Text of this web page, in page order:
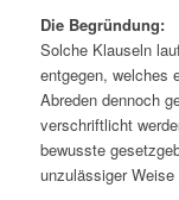
Die Begründung:
Solche Klauseln
entgegen, welches
Abreden dennoch
verschriftlicht
bewusste
unzulässiger Weise